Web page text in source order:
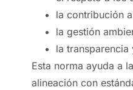
la contribución
la gestión
la
Esta norma ayuda a
alineación con